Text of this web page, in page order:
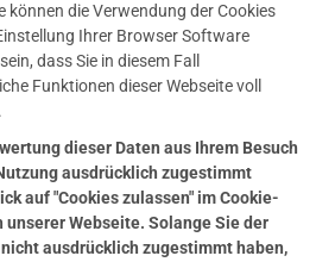
können die Verwendung der Cookies
Ihrer Browser Software
dass Sie in diesem Fall
Funktionen dieser Webseite voll
dieser Daten aus Ihrem Besuch
ausdrücklich zugestimmt
auf "Cookies zulassen" im Cookie-
Webseite. Solange Sie der
ausdrücklich zugestimmt haben,